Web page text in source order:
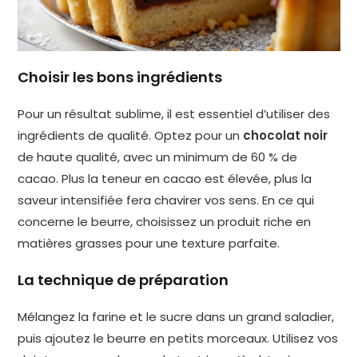
Choisir les bons ingrédients
Pour un résultat sublime, il est essentiel d’utiliser des
ingrédients de qualité. Optez pour un chocolat noir
de haute qualité, avec un minimum de 60 % de
cacao. Plus la teneur en cacao est élevée, plus la
saveur intensifiée fera chavirer vos sens. En ce qui
concerne le beurre, choisissez un produit riche en
matières grasses pour une texture parfaite.
La technique de préparation
Mélangez la farine et le sucre dans un grand saladier,
puis ajoutez le beurre en petits morceaux. Utilisez vos